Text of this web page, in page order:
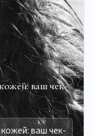
ваш чек-
ваш чек-